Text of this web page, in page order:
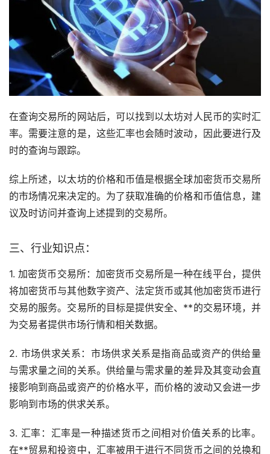
在查询交易所的网站后，可以找到以太坊对人民币的实时汇
率。需要注意的是，这些汇率也会随时波动，因此要进行及
时的查询与跟踪。
综上所述，以太坊的价格和币值是根据全球加密货币交易所
的市场情况来决定的。为了获取准确的价格和币值信息，建
议及时访问并查询上述提到的交易所。
三、行业知识点：
1. 加密货币交易所：加密货币交易所是一种在线平台，提供
将加密货币与其他数字资产、法定货币或其他加密货币进行
交易的服务。交易所的目标是提供安全、**的交易环境，并
为交易者提供市场行情和相关数据。
2. 市场供求关系：市场供求关系是指商品或资产的供给量
与需求量之间的关系。供给量与需求量的差异及其变动会直
接影响到商品或资产的价格水平，而价格的波动又会进一步
影响到市场的供求关系。
3. 汇率：汇率是一种描述货币之间相对价值关系的比率。
在**贸易和投资中，汇率被用于进行不同货币之间的兑换和